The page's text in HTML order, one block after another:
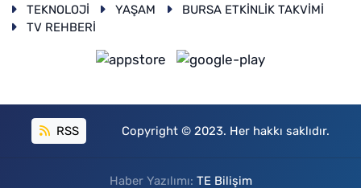
TEKNOLOJİ
YAŞAM
BURSA ETKİNLİK TAKVİMİ
TV REHBERİ
RSS Copyright © 2023. Her hakkı saklıdır.
Haber Yazılımı: TE Bilişim